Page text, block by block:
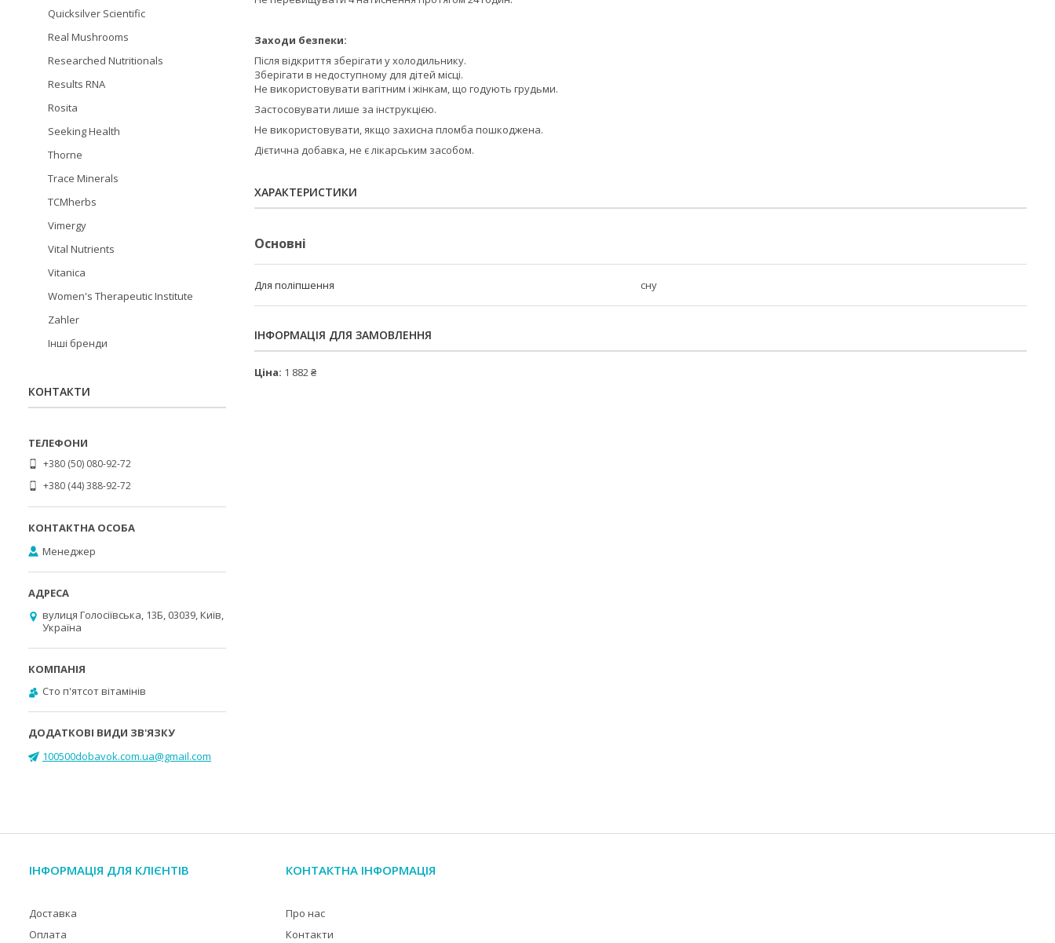
Заходи безпеки:
Після відкриття зберігати у холодильнику.
Зберігати в недоступному для дітей місці.
Не використовувати вагітним і жінкам, що годують грудьми.
Застосовувати лише за інструкцією.
Не використовувати, якщо захисна пломба пошкоджена.
Дієтична добавка, не є лікарським засобом.
ХАРАКТЕРИСТИКИ
Основні
Для поліпшення сну
ІНФОРМАЦІЯ ДЛЯ ЗАМОВЛЕННЯ
Ціна: 1 882 ₴
Quicksilver Scientific
Real Mushrooms
Researched Nutritionals
Results RNA
Rosita
Seeking Health
Thorne
Trace Minerals
TCMherbs
Vimergy
Vital Nutrients
Vitanica
Women's Therapeutic Institute
Zahler
Інші бренди
КОНТАКТИ
+380 (50) 080-92-72
+380 (44) 388-92-72
Менеджер
вулиця Голосіївська, 13Б, 03039, Київ,
Україна
Cто п'ятсот вітамінів
100500dobavok.com.ua@gmail.com
ІНФОРМАЦІЯ ДЛЯ КЛІЄНТІВ
Доставка
Оплата
КОНТАКТНА ІНФОРМАЦІЯ
Про нас
Контакти